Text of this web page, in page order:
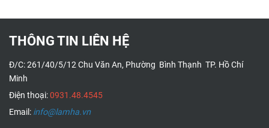
THÔNG TIN LIÊN HỆ
Đ/C: 261/40/5/12 Chu Văn An, Phường Bình Thạnh TP. Hồ Chí
Minh
Điện thoại:0931.48.4545
Email: info@lamha.vn